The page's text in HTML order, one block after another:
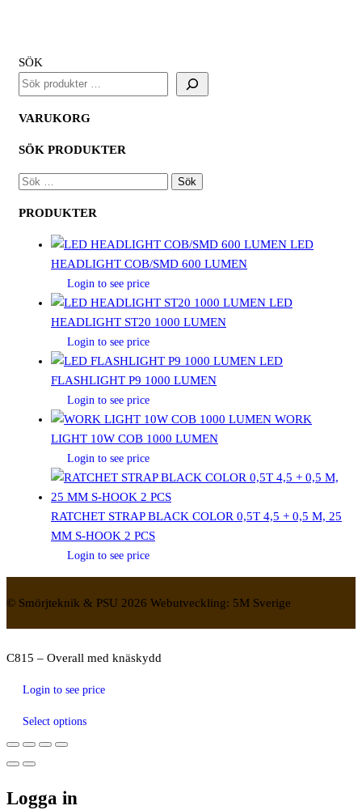
mängd
SÖK
VARUKORG
SÖK PRODUKTER
SÖK
PRODUKTER
LED
HEADLIGHT COB/SMD 600 LUMEN
Login to see price
LED
HEADLIGHT ST20 1000 LUMEN
Login to see price
LED
FLASHLIGHT P9 1000 LUMEN
Login to see price
WORK
LIGHT 10W COB 1000 LUMEN
Login to see price
RATCHET STRAP BLACK COLOR 0,5T 4,5 + 0,5 M, 25
MM S-HOOK 2 PCS
Login to see price
© Smörjteknik & PSU 2026 Webutveckling: 5M Sverige
C815 – Overall med knäskydd
Login to see price
Select options
Logga in